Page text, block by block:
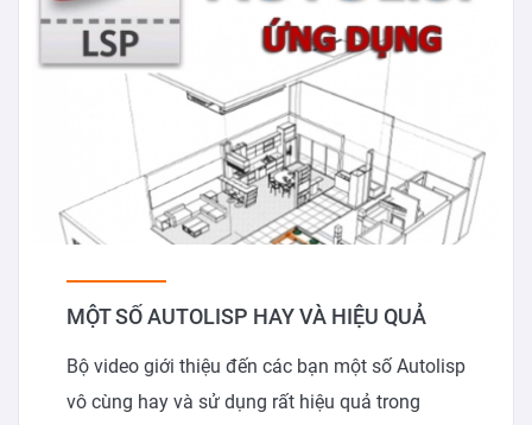
MỘT SỐ AUTOLISP HAY VÀ HIỆU QUẢ
Bộ video giới thiệu đến các bạn một số Autolisp
vô cùng hay và sử dụng rất hiệu quả trong